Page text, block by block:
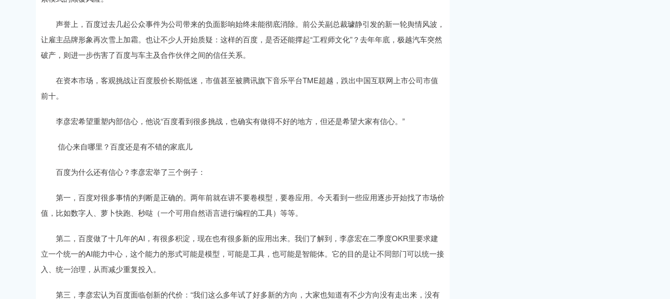
声誉上，百度过去几起公众事件为公司带来的负面影响始终未能彻底消除。前公关副总裁璩静引发的新一轮舆情风波，
让雇主品牌形象再次雪上加霜。也让不少人开始质疑：这样的百度，是否还能撑起“工程师文化”？去年年底，极越汽车突然
破产，则进一步伤害了百度与车主及合作伙伴之间的信任关系。
在资本市场，客观挑战让百度股价长期低迷，市值甚至被腾讯旗下音乐平台TME超越，跌出中国互联网上市公司市值
前十。
李彦宏希望重塑内部信心，他说“百度看到很多挑战，也确实有做得不好的地方，但还是希望大家有信心。”
信心来自哪里？百度还是有不错的家底儿
百度为什么还有信心？李彦宏举了三个例子：
第一，百度对很多事情的判断是正确的。两年前就在讲不要卷模型，要卷应用。今天看到一些应用逐步开始找了市场价
值，比如数字人、萝卜快跑、秒哒（一个可用自然语言进行编程的工具）等等。
第二，百度做了十几年的AI，有很多积淀，现在也有很多新的应用出来。我们了解到，李彦宏在二季度OKR里要求建
立一个统一的AI能力中心，这个能力的形式可能是模型，可能是工具，也可能是智能体。它的目的是让不同部门可以统一接
入、统一治理，从而减少重复投入。
第三，李彦宏认为百度面临创新的代价：“我们这么多年试了好多新的方向，大家也知道有不少方向没有走出来，没有